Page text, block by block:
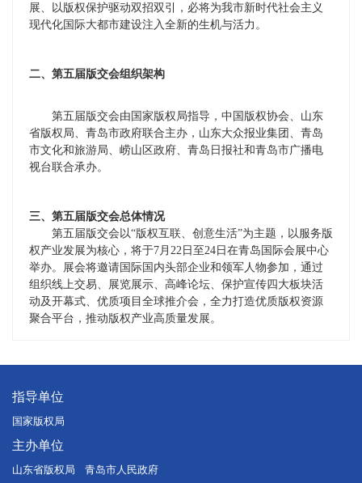
展、以版权保护驱动双招双引，必将为我市新时代社会主义
现代化国际大都市建设注入全新的生机与活力。
二、第五届版交会组织架构
第五届版交会由国家版权局指导，中国版权协会、山东
省版权局、青岛市政府联合主办，山东大众报业集团、青岛
市文化和旅游局、崂山区政府、青岛日报社和青岛市广播电
视台联合承办。
三、第五届版交会总体情况
第五届版交会以“版权互联、创意生活”为主题，以服务版
权产业发展为核心，将于7月22日至24日在青岛国际会展中心
举办。展会将邀请国际国内头部企业和领军人物参加，通过
组织线上交易、展览展示、高峰论坛、保护宣传四大板块活
动及开幕式、优质项目全球推介会，全力打造优质版权资源
聚合平台，推动版权产业高质量发展。
指导单位
国家版权局
主办单位
山东省版权局 青岛市人民政府